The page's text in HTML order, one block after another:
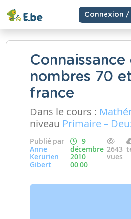
Connexion /
Connaissance
nombres 70
france
Dans le cours :
niveau Primaire –
Publié par
Anne
Kerurien
Gibert
9
décembre
2010
00:00
2643
vues